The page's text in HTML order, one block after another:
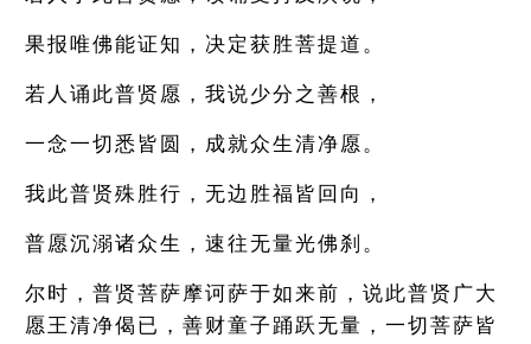
果报唯佛能证知，决定获胜菩提道。
若人诵此普贤愿，我说少分之善根，
一念一切悉皆圆，成就众生清净愿。
我此普贤殊胜行，无边胜福皆回向，
普愿沉溺诸众生，速往无量光佛刹。
尔时，普贤菩萨摩诃萨于如来前，说此普贤广大
愿王清净偈已，善财童子踊跃无量，一切菩萨皆